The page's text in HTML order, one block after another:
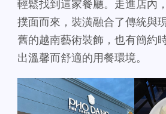
輕鬆找到這家餐廳。走進店內
撲面而來，裝潢融合了傳統與
舊的越南藝術裝飾，也有簡約
出溫馨而舒適的用餐環境。